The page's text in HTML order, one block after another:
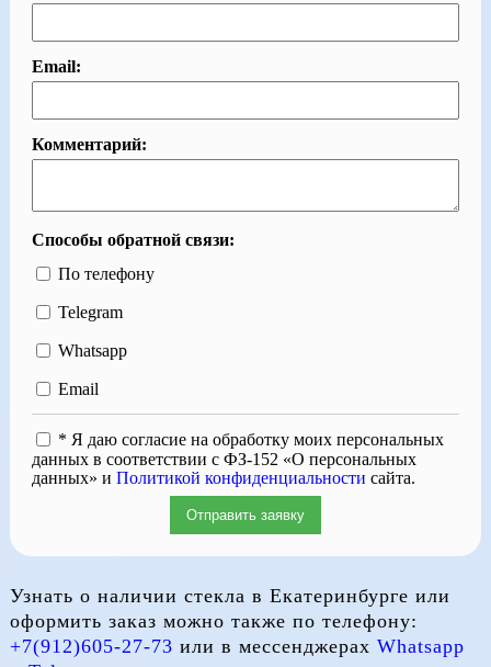
Email:
Комментарий:
Способы обратной связи:
По телефону
Telegram
Whatsapp
Email
* Я даю согласие на обработку моих персональных
данных в соответствии с ФЗ-152 «О персональных
данных» и Политикой конфиденциальности сайта.
Отправить заявку
Узнать о наличии стекла в Екатеринбурге или
оформить заказ можно также по телефону:
+7(912)605-27-73 или в мессенджерах Whatsapp